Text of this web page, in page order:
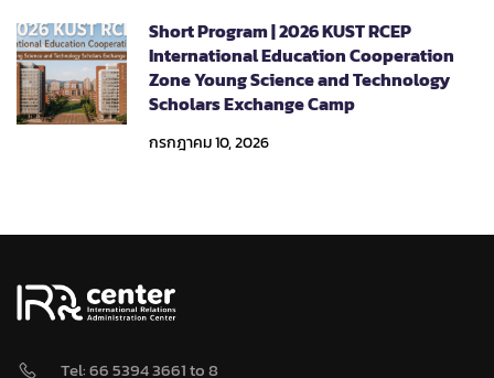
Short Program | 2026 KUST RCEP
International Education Cooperation
Zone Young Science and Technology
Scholars Exchange Camp
กรกฎาคม 10, 2026
Tel: 66 5394 3661 to 8